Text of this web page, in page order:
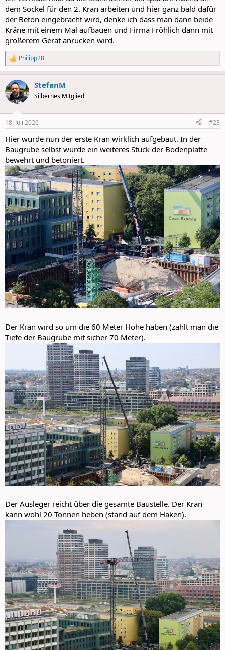
dem Sockel für den 2. Kran arbeiten und hier ganz bald dafür
der Beton eingebracht wird, denke ich dass man dann beide
Kräne mit einem Mal aufbauen und Firma Fröhlich dann mit
größerem Gerät anrücken wird.
R
e
a
c
t
i
s
Philipp28
StefanM
Silbernes Mitglied
18. Juli 2026 #23
Hier wurde nun der erste Kran wirklich aufgebaut. In der
Baugrube selbst wurde ein weiteres Stück der Bodenplatte
bewehrt und betoniert.
Der Kran wird so um die 60 Meter Höhe haben (zählt man die
Tiefe der Baugrube mit sicher 70 Meter).
Der Ausleger reicht über die gesamte Baustelle. Der Kran
kann wohl 20 Tonnen heben (stand auf dem Haken).